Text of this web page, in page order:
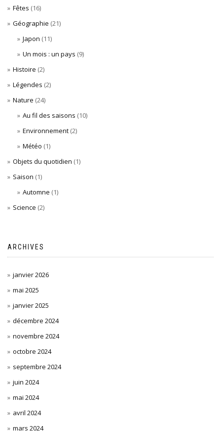
Fêtes (16)
Géographie (21)
Japon (11)
Un mois : un pays (9)
Histoire (2)
Légendes (2)
Nature (24)
Au fil des saisons (10)
Environnement(2)
Météo (1)
Objets du quotidien (1)
Saison (1)
Automne (1)
Science (2)
ARCHIVES
janvier 2026
mai 2025
janvier 2025
décembre 2024
novembre 2024
octobre 2024
septembre 2024
juin 2024
mai 2024
avril 2024
mars 2024